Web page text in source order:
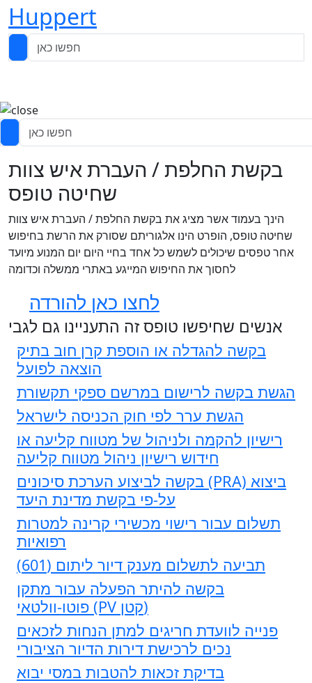
Huppert
בקשת החלפת / העברת איש צוות
שחיטה טופס
הינך בעמוד אשר מציג את בקשת החלפת / העברת איש צוות
שחיטה טופס, הופרט הינו אלגוריתם שסורק את הרשת בחיפוש
אחר טפסים שיכולים לשמש כל אחד בחיי היום יום המנוע מיועד
לחסוך את החיפוש המייגע באתרי ממשלה וכדומה
לחצו כאן להורדה
אנשים שחיפשו טופס זה התעניינו גם לגבי
בקשה להגדלה או הוספת קרן חוב בתיק
הוצאה לפועל
הגשת בקשה לרישום במרשם ספקי תקשורת
הגשת ערר לפי חוק הכניסה לישראל
רישיון להקמה ולניהול של מטווח קליעה או
חידוש רישיון ניהול מטווח קליעה
בקשה לביצוע הערכת סיכונים (PRA) ביצוא
על-פי בקשת מדינת היעד
תשלום עבור רישוי מכשירי קרינה למטרות
רפואיות
תביעה לתשלום מענק דיור ליתום (601)
בקשה להיתר הפעלה עבור מתקן
פוטו-וולטאי (PV קטן)
פנייה לוועדת חריגים למתן הנחות לזכאים
נכים לרכישת דירות הדיור הציבורי
בדיקת זכאות להטבות במסי יבוא